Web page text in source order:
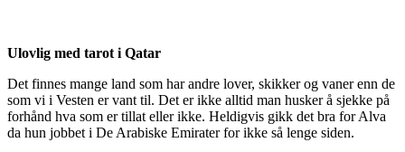
Ulovlig med tarot i Qatar
Det finnes mange land som har andre lover, skikker og vaner enn de
som vi i Vesten er vant til. Det er ikke alltid man husker å sjekke på
forhånd hva som er tillat eller ikke. Heldigvis gikk det bra for Alva
da hun jobbet i De Arabiske Emirater for ikke så lenge siden.